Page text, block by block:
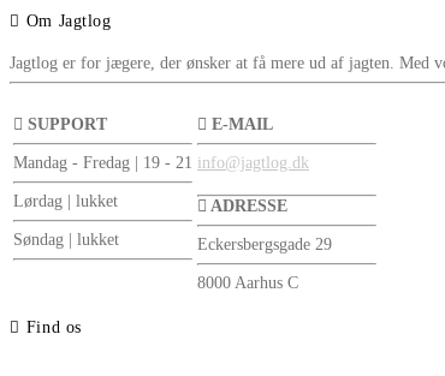
Om Jagtlog
Jagtlog er for jægere, der ønsker at få mere ud af jagten.
SUPPORT
Mandag - Fredag | 19 - 21
Lørdag | lukket
Søndag | lukket
E-MAIL
info@jagtlog.dk
ADRESSE
Eckersbergsgade 29
8000 Aarhus C
Find os